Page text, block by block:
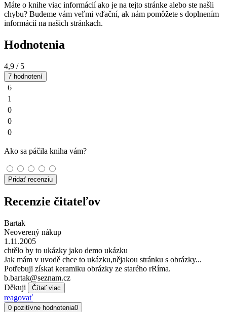
Máte o knihe viac informácií ako je na tejto stránke alebo ste našli
chybu? Budeme vám veľmi vďační, ak nám pomôžete s doplnením
informácií na našich stránkach.
Hodnotenia
4,9 / 5
7 hodnotení
6
1
0
0
0
Ako sa páčila kniha vám?
Pridať recenziu
Recenzie čitateľov
Bartak
Neoverený nákup
1.11.2005
chtělo by to ukázky jako demo ukázku
Jak mám v uvodě chce to ukázku,nějakou stránku s obrázky...
Potřebuji získat keramiku obrázky ze starého rRíma.
b.bartak@seznam.cz
Děkuji
Čítať viac
reagovať
0 pozitívne hodnotenia0